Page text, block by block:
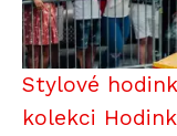
Stylové
kolekci